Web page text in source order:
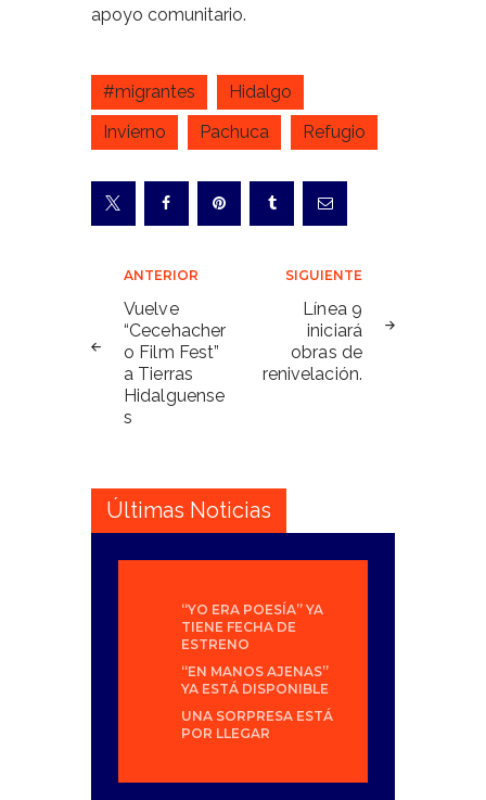
apoyo comunitario.
#migrantes
Hidalgo
Invierno
Pachuca Refugio
Navegación
de
entradas
ANTERIOR
Vuelve
“Cecehacher
o Film Fest”
a Tierras
Hidalguense
s
SIGUIENTE
Línea 9
iniciará
obras de
renivelación.
Últimas Noticias
“YO ERA POESÍA” YA
TIENE FECHA DE
ESTRENO
“EN MANOS AJENAS”
YA ESTÁ DISPONIBLE
UNA SORPRESA ESTÁ
POR LLEGAR